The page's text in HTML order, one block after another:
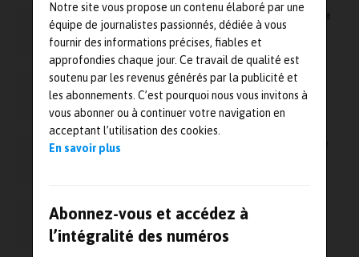
Notre site vous propose un contenu élaboré par une
équipe de journalistes passionnés, dédiée à vous
fournir des informations précises, fiables et
approfondies chaque jour. Ce travail de qualité est
soutenu par les revenus générés par la publicité et
les abonnements. C’est pourquoi nous vous invitons à
vous abonner ou à continuer votre navigation en
acceptant l’utilisation des cookies.
En savoir plus
Abonnez-vous et accédez à
l’intégralité des numéros
dB Vib Technologies : entrez dans la nouvelle
ère de l’alignement laser sans-fil.
Varielec élargit ses compétences
Fuchs Lubrifiant lance Livecase, une nouvelle
Cirrus sort un nouveau kit optimus pour
surveiller le bruit en extérieur